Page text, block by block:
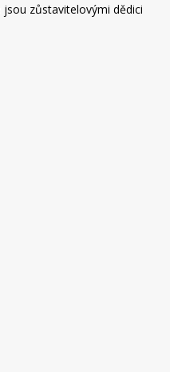
zůstavitelovými dědici